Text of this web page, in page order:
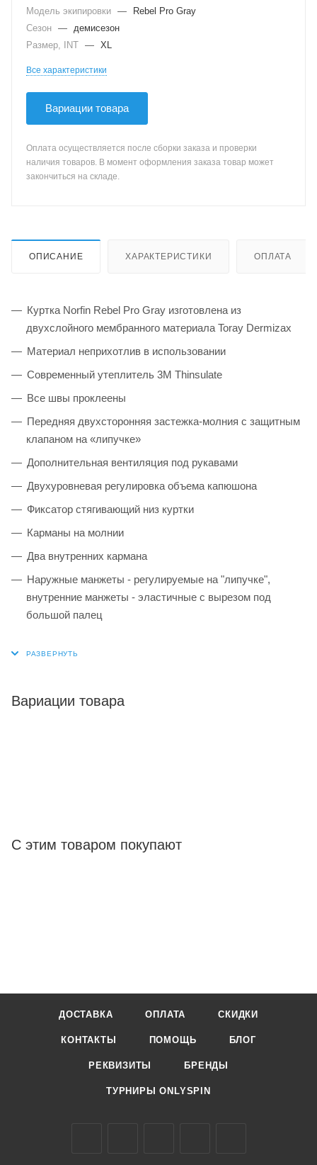
Модель экипировки —
Rebel Pro Gray
Сезон — демисезон
Размер, INT — XL
Все характеристики
Вариации товара
Оплата осуществляется после сборки заказа и проверки
наличия товаров. В момент оформления заказа товар может
закончиться на складе.
ОПИСАНИЕ ХАРАКТЕРИСТИКИ ОПЛАТА
Куртка Norfin Rebel Pro Gray изготовлена из
двухслойного мембранного материала Toray Dermizax
Материал неприхотлив в использовании
Современный утеплитель 3M Thinsulate
Все швы проклеены
Передняя двухсторонняя застежка-молния с защитным
клапаном на «липучке»
Дополнительная вентиляция под рукавами
Двухуровневая регулировка объема капюшона
Фиксатор стягивающий низ куртки
Карманы на молнии
Два внутренних кармана
Наружные манжеты - регулируемые на "липучке",
внутренние манжеты - эластичные с вырезом под
большой палец
Вариации товара
С этим товаром покупают
ДОСТАВКА ОПЛАТА СКИДКИ
КОНТАКТЫ ПОМОЩЬ БЛОГ
РЕКВИЗИТЫ БРЕНДЫ
ТУРНИРЫ ONLYSPIN